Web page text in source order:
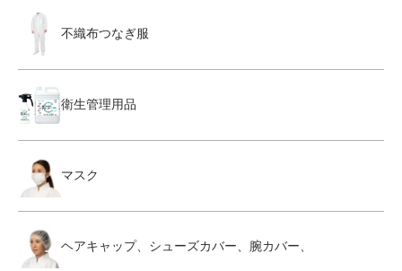
不織布つなぎ服
衛生管理用品
マスク
ヘアキャップ、シューズカバー、腕カバー、